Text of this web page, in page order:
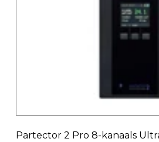
Partector 2 Pro 8-kanaals